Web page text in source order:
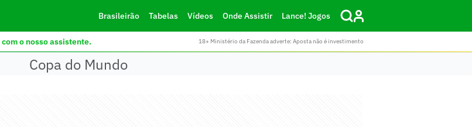
Brasileirão Tabelas Vídeos Onde Assistir Lance! Jogos
o nosso assistente. 18+ Ministério da Fazenda adverte: Aposta não é investimento
Copa do Mundo